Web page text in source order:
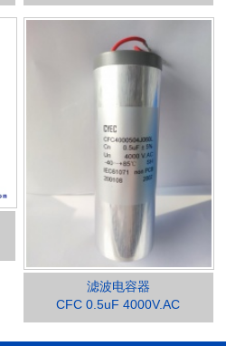
滤波电容器
CFC 0.5uF 4000V.AC